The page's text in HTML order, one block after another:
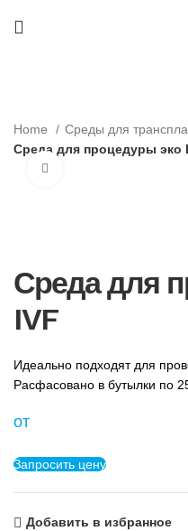
Home
Среды для
Среда для процедуры эко
Среда для
IVF
Идеально подходят для
Расфасовано в бутылки по
от
Запросить цену
Добавить в избранное